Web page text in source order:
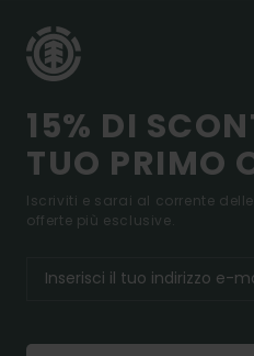
15% DI
TUO PRIMO
Iscriviti e sarai al corrente
offerte più esclusive.